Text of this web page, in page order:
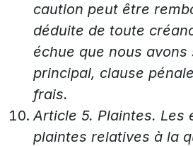
caution peut être
déduite de toute
échue que nous
principal, clause
frais.
Article 5. Plaintes. Les
plaintes relatives à la